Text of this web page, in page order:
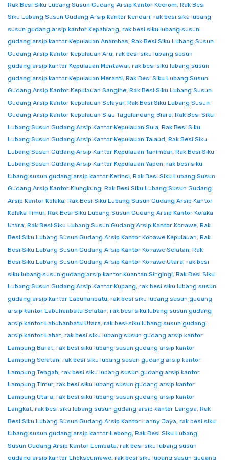
Rak Besi Siku Lubang Susun Gudang Arsip Kantor Keerom, Rak Besi
Siku Lubang Susun Gudang Arsip Kantor Kendari, rak besi siku lubang
susun gudang arsip kantor Kepahiang, rak besi siku lubang susun
gudang arsip kantor Kepulauan Anambas, Rak Besi Siku Lubang Susun
Gudang Arsip Kantor Kepulauan Aru, rak besi siku lubang susun
gudang arsip kantor Kepulauan Mentawai, rak besi siku lubang susun
gudang arsip kantor Kepulauan Meranti, Rak Besi Siku Lubang Susun
Gudang Arsip Kantor Kepulauan Sangihe, Rak Besi Siku Lubang Susun
Gudang Arsip Kantor Kepulauan Selayar, Rak Besi Siku Lubang Susun
Gudang Arsip Kantor Kepulauan Siau Tagulandang Biaro, Rak Besi Siku
Lubang Susun Gudang Arsip Kantor Kepulauan Sula, Rak Besi Siku
Lubang Susun Gudang Arsip Kantor Kepulauan Talaud, Rak Besi Siku
Lubang Susun Gudang Arsip Kantor Kepulauan Tanimbar, Rak Besi Siku
Lubang Susun Gudang Arsip Kantor Kepulauan Yapen, rak besi siku
lubang susun gudang arsip kantor Kerinci, Rak Besi Siku Lubang Susun
Gudang Arsip Kantor Klungkung, Rak Besi Siku Lubang Susun Gudang
Arsip Kantor Kolaka, Rak Besi Siku Lubang Susun Gudang Arsip Kantor
Kolaka Timur, Rak Besi Siku Lubang Susun Gudang Arsip Kantor Kolaka
Utara, Rak Besi Siku Lubang Susun Gudang Arsip Kantor Konawe, Rak
Besi Siku Lubang Susun Gudang Arsip Kantor Konawe Kepulauan, Rak
Besi Siku Lubang Susun Gudang Arsip Kantor Konawe Selatan, Rak
Besi Siku Lubang Susun Gudang Arsip Kantor Konawe Utara, rak besi
siku lubang susun gudang arsip kantor Kuantan Singingi, Rak Besi Siku
Lubang Susun Gudang Arsip Kantor Kupang, rak besi siku lubang susun
gudang arsip kantor Labuhanbatu, rak besi siku lubang susun gudang
arsip kantor Labuhanbatu Selatan, rak besi siku lubang susun gudang
arsip kantor Labuhanbatu Utara, rak besi siku lubang susun gudang
arsip kantor Lahat, rak besi siku lubang susun gudang arsip kantor
Lampung Barat, rak besi siku lubang susun gudang arsip kantor
Lampung Selatan, rak besi siku lubang susun gudang arsip kantor
Lampung Tengah, rak besi siku lubang susun gudang arsip kantor
Lampung Timur, rak besi siku lubang susun gudang arsip kantor
Lampung Utara, rak besi siku lubang susun gudang arsip kantor
Langkat, rak besi siku lubang susun gudang arsip kantor Langsa, Rak
Besi Siku Lubang Susun Gudang Arsip Kantor Lanny Jaya, rak besi siku
lubang susun gudang arsip kantor Lebong, Rak Besi Siku Lubang
Susun Gudang Arsip Kantor Lembata, rak besi siku lubang susun
gudang arsip kantor Lhokseumawe, rak besi siku lubang susun gudang